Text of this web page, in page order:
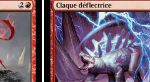
Claque déflectrice